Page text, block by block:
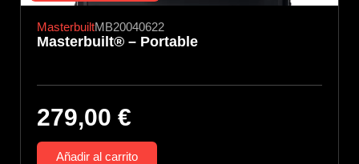
MasterbuiltMB20040622
Masterbuilt® – Portable
279,00 €
Añadir al carrito